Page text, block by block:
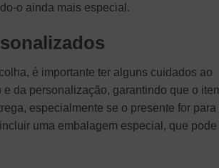
o ainda mais especial.
é importante ter alguns cuidados ao
da personalização, garantindo que o
especialmente se o presente for para
uma embalagem especial, que pode